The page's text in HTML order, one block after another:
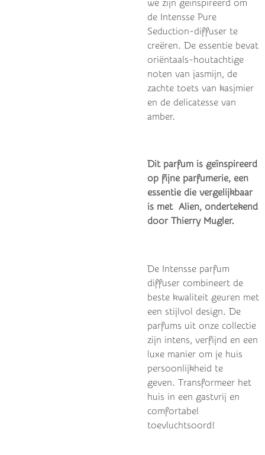
we zijn geïnspireerd om
de Intensse Pure
Seduction-diffuser te
creëren. De essentie bevat
oriëntaals-houtachtige
noten van jasmijn, de
zachte toets van kasjmier
en de delicatesse van
amber.
Dit parfum is geïnspireerd
op fijne parfumerie, een
essentie die vergelijkbaar
is met Alien, ondertekend
door Thierry Mugler.
De Intensse parfum
diffuser combineert de
beste kwaliteit geuren met
een stijlvol design. De
parfums uit onze collectie
zijn intens, verfijnd en een
luxe manier om je huis
persoonlijkheid te
geven. Transformeer het
huis in een gastvrij en
comfortabel
toevluchtsoord!